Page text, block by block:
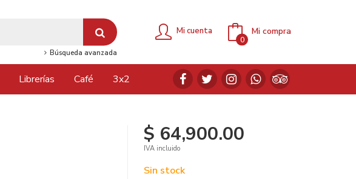
Búsqueda avanzada
Mi cuenta Mi compra
0
Librerías Café 3x2
$ 64,900.00
IVA incluido
Sin stock